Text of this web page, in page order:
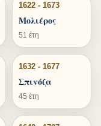
1622 - 1673
Μολιέρος
51 έτη
1632 - 1677
Σπινόζα
45 έτη